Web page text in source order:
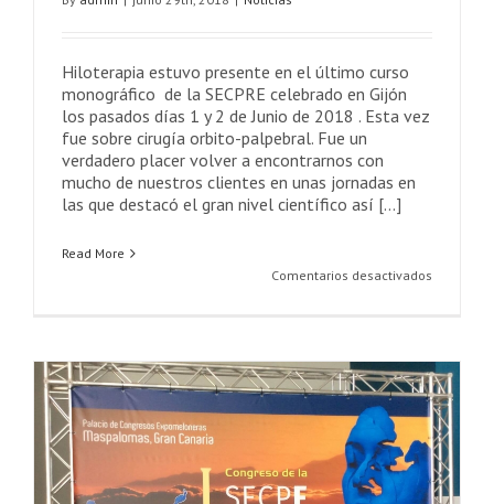
Hiloterapia estuvo presente en el último curso
monográfico de la SECPRE celebrado en Gijón
los pasados días 1 y 2 de Junio de 2018 . Esta vez
fue sobre cirugía orbito-palpebral. Fue un
verdadero placer volver a encontrarnos con
mucho de nuestros clientes en unas jornadas en
las que destacó el gran nivel científico así [...]
Read More
Comentarios desactivados
curso
sobre
cirugía
orbito-
palpebral
de
la